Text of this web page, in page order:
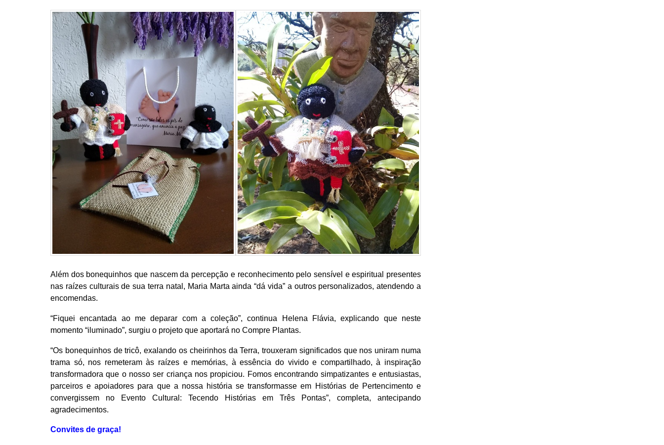
Além dos bonequinhos que nascem da percepção e reconhecimento pelo sensível e espiritual presentes
nas raízes culturais de sua terra natal, Maria Marta ainda “dá vida” a outros personalizados, atendendo a
encomendas.
“Fiquei encantada ao me deparar com a coleção”, continua Helena Flávia, explicando que neste
momento “iluminado”, surgiu o projeto que aportará no Compre Plantas.
“Os bonequinhos de tricô, exalando os cheirinhos da Terra, trouxeram significados que nos uniram numa
trama só, nos remeteram às raízes e memórias, à essência do vivido e compartilhado, à inspiração
transformadora que o nosso ser criança nos propiciou. Fomos encontrando simpatizantes e entusiastas,
parceiros e apoiadores para que a nossa história se transformasse em Histórias de Pertencimento e
convergissem no Evento Cultural: Tecendo Histórias em Três Pontas”, completa, antecipando
agradecimentos.
Convites de graça!